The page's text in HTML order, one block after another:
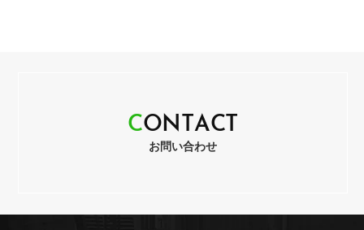
CON T AC T
お問い合わせ